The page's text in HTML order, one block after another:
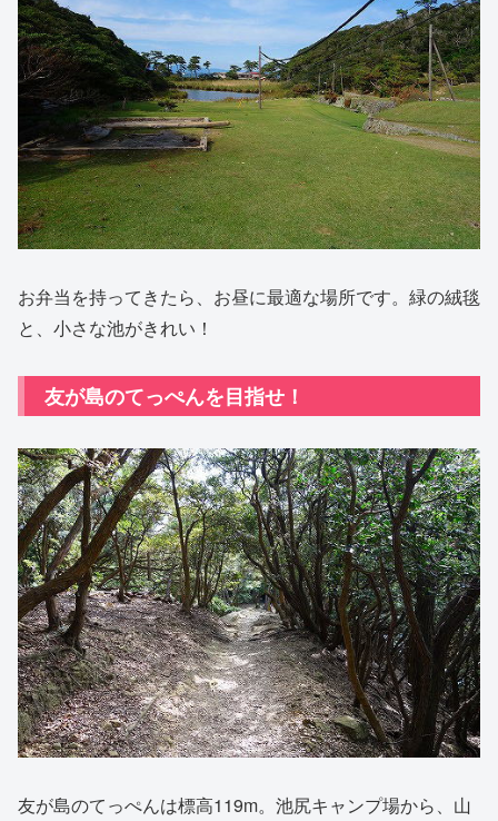
お弁当を持ってきたら、お昼に最適な場所です。緑の絨毯
と、小さな池がきれい！
友が島のてっぺんを目指せ！
友が島のてっぺんは標高119m。池尻キャンプ場から、山